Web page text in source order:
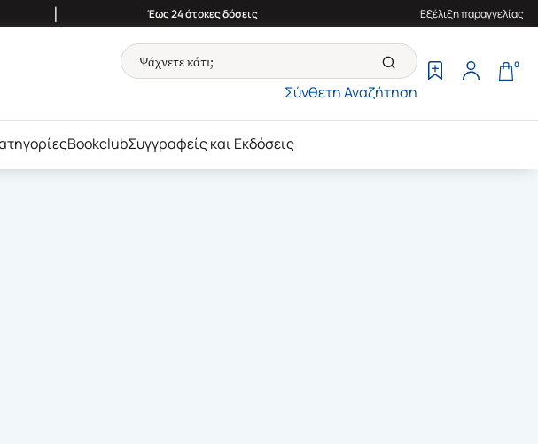
| Έως 24 άτοκες δόσεις Εξέλιξη παραγγελίας
Σύνθετη Αναζήτηση
0
BookclubΣυγγραφείς και Εκδόσεις